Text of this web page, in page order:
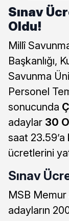
Sınav
Oldu!
Millî
Başkanlığı,
Savunma
Personel
sonucunda
adaylar 30
saat 23.59’a
ücretlerini
Sınav
MSB Memur
adayların